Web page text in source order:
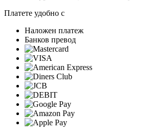
Платете удобно с
Наложен платеж
Банков превод